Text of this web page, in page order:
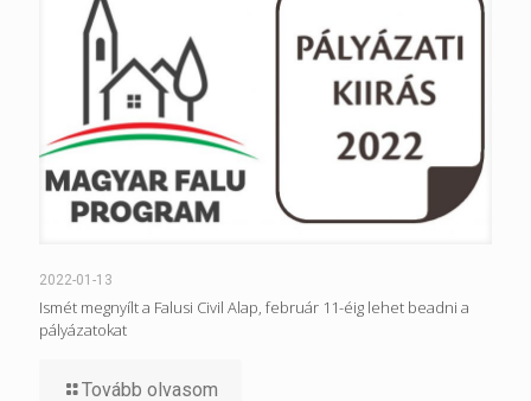
2022-01-13
Ismét megnyílt a Falusi Civil Alap, február 11-éig lehet beadni a
pályázatokat
Tovább olvasom